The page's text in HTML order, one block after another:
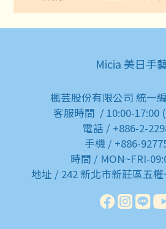
Micia 美日手
楓芸股份有限公司 統一
客服時間 / 10:00-17:00
電話 / +886-2-
手機 / +886-
時間 / MON~FRI-
地址 / 242 新北市新莊區五